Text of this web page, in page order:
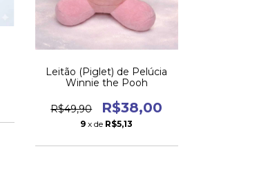
Leitão (Piglet) de Pelúcia
Winnie the Pooh
R$49,90 R$38,00
9 x de R$5,13